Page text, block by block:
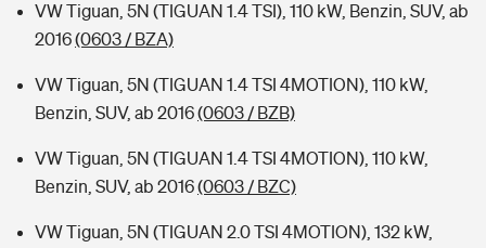
VW Tiguan, 5N (TIGUAN 1.4 TSI), 110 kW, Benzin, SUV, ab
2016(0603 / BZA)
VW Tiguan, 5N (TIGUAN 1.4 TSI 4MOTION), 110 kW,
Benzin, SUV, ab 2016(0603 / BZB)
VW Tiguan, 5N (TIGUAN 1.4 TSI 4MOTION), 110 kW,
Benzin, SUV, ab 2016(0603 / BZC)
VW Tiguan, 5N (TIGUAN 2.0 TSI 4MOTION), 132 kW,